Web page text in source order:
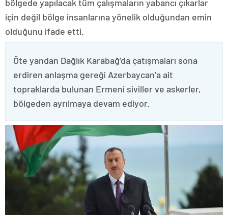
bölgede yapılacak tüm çalışmaların yabancı çıkarlar
için değil bölge insanlarına yönelik olduğundan emin
olduğunu ifade etti.
Öte yandan Dağlık Karabağ’da çatışmaları sona
erdiren anlaşma gereği Azerbaycan’a ait
topraklarda bulunan Ermeni siviller ve askerler,
bölgeden ayrılmaya devam ediyor.